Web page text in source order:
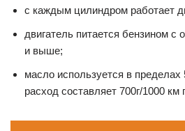
с каждым цилиндром работает
двигатель питается бензином
и выше;
масло используется в пределах
расход составляет 700г/1000 км